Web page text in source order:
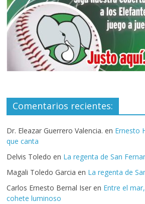
Comentarios recientes:
Dr. Eleazar Guerrero Valencia. en Ernesto
que canta
Delvis Toledo en La regenta de San
Magali Toledo Garcia en La regenta de
Carlos Ernesto Bernal Iser en Entre el
cohete luminoso